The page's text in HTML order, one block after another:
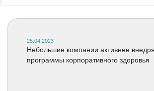
25.04.2023
Небольшие компании активнее
программы корпоративного здоровья